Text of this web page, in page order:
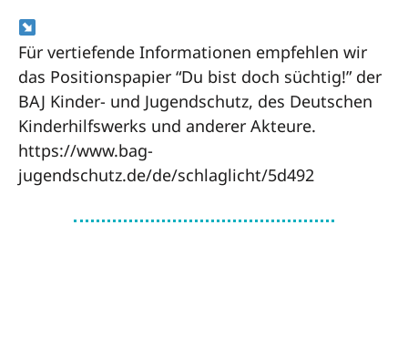
Für vertiefende Informationen empfehlen wir
das Positionspapier “Du bist doch süchtig!” der
BAJ Kinder- und Jugendschutz, des Deutschen
Kinderhilfswerks und anderer Akteure.
https://www.bag-
jugendschutz.de/de/schlaglicht/5d492